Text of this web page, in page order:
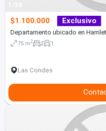
1/20
$1.100.000 Exclusivo
Departamento ubicado en
75 m2 2 1
Las Condes